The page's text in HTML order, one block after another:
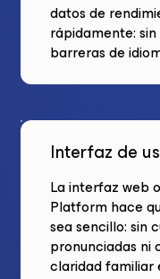
datos de
rápidamente: sin
barreras de
Interfaz de
La interfaz web
Platform hace
sea sencillo: sin
pronunciadas ni
claridad familiar